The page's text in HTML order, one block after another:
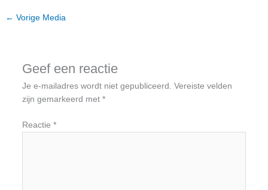
← Vorige Media
Geef een reactie
Je e-mailadres wordt niet gepubliceerd. Vereiste velden
zijn gemarkeerd met *
Reactie *